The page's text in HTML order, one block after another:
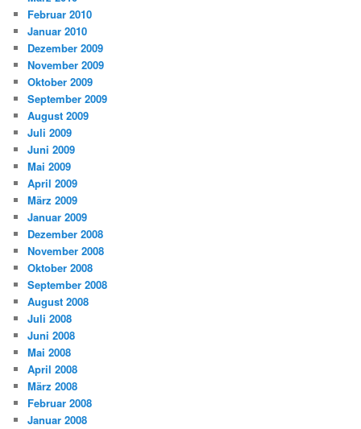
Februar 2010
Januar 2010
Dezember 2009
November 2009
Oktober 2009
September 2009
August 2009
Juli 2009
Juni 2009
Mai 2009
April 2009
März 2009
Januar 2009
Dezember 2008
November 2008
Oktober 2008
September 2008
August 2008
Juli 2008
Juni 2008
Mai 2008
April 2008
März 2008
Februar 2008
Januar 2008